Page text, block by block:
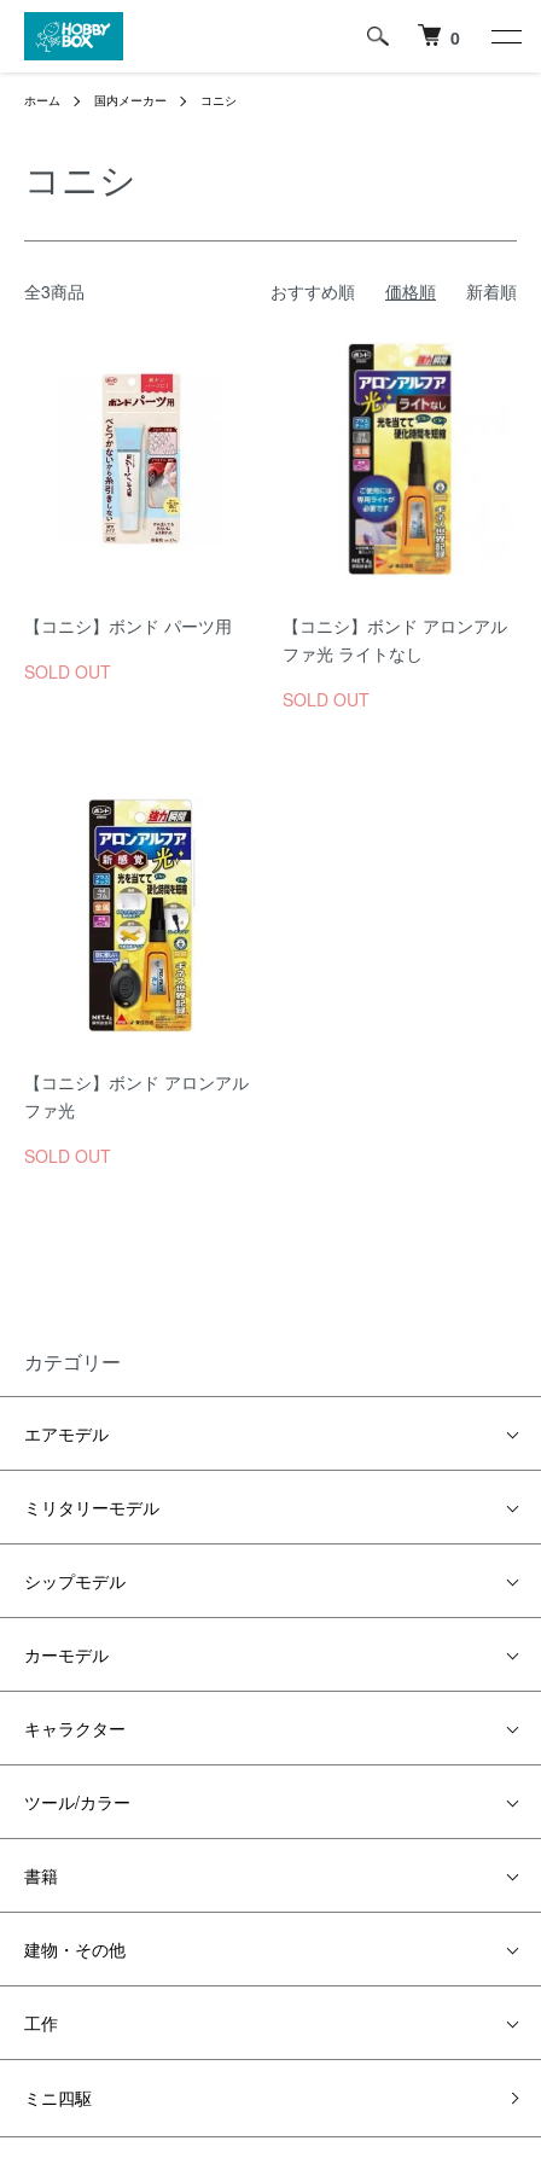
0
ホーム 国内メーカー コニシ
コニシ
全3商品 おすすめ順 価格順 新着順
【コニシ】ボンド パーツ用
SOLD OUT
【コニシ】ボンド アロンアル
ファ光 ライトなし
SOLD OUT
【コニシ】ボンド アロンアル
ファ光
SOLD OUT
カテゴリー
エアモデル
ミリタリーモデル
シップモデル
カーモデル
キャラクター
ツール/カラー
書籍
建物・その他
工作
ミニ四駆